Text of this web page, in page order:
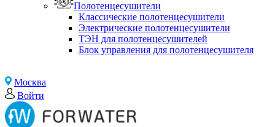
Полотенцесушители
Классические полотенцесушители
Электрические полотенцесушители
ТЭН для полотенцесушителей
Блок управления для полотенцесушителя
Москва
Войти